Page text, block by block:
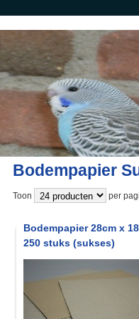
Bodempapier
Toon per
Bodempapier 28cm x
250 stuks (sukses)